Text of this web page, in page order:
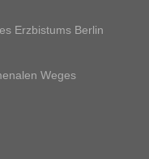
Erzbistums Berlin
Weges